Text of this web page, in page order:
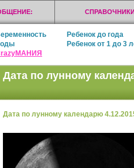
Ребенок до года
Ребенок от 1 до 3
Дата по лунному
Дата по лунному календарю